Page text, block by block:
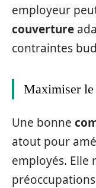
employeur
couverture
contraintes
Maximiser
Une bonne
atout pour
employés. Elle